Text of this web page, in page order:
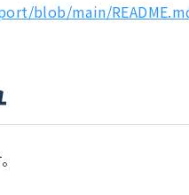
blob/main/